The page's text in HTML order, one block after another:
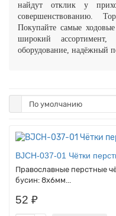
найдут отклик у
совершенствованию.
Покупайте самые
широкий
оборудование, надёжный
BJCH-037-01 Чётки
Православные перстные
бусин: 8х6мм...
52 ₽